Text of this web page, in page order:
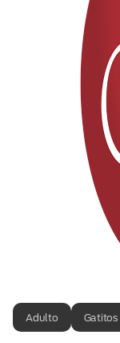
Adulto Gatitos